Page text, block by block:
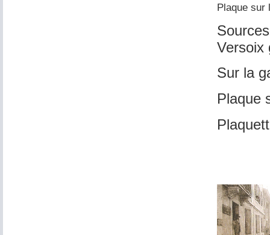
Plaque sur
Versoix
Sur la
Plaque